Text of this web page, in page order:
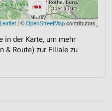
Leaflet | ©OpenStreetMapcontributors
in der Karte, um mehr
& Route) zur Filiale zu